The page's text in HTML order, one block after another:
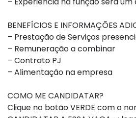
BENEFÍCIOS E INFORMAÇÕES
– Prestação de Serviços
– Remuneração a combinar
– Contrato PJ
– Alimentação na empresa
COMO ME CANDIDATAR?
Clique no botão VERDE com o